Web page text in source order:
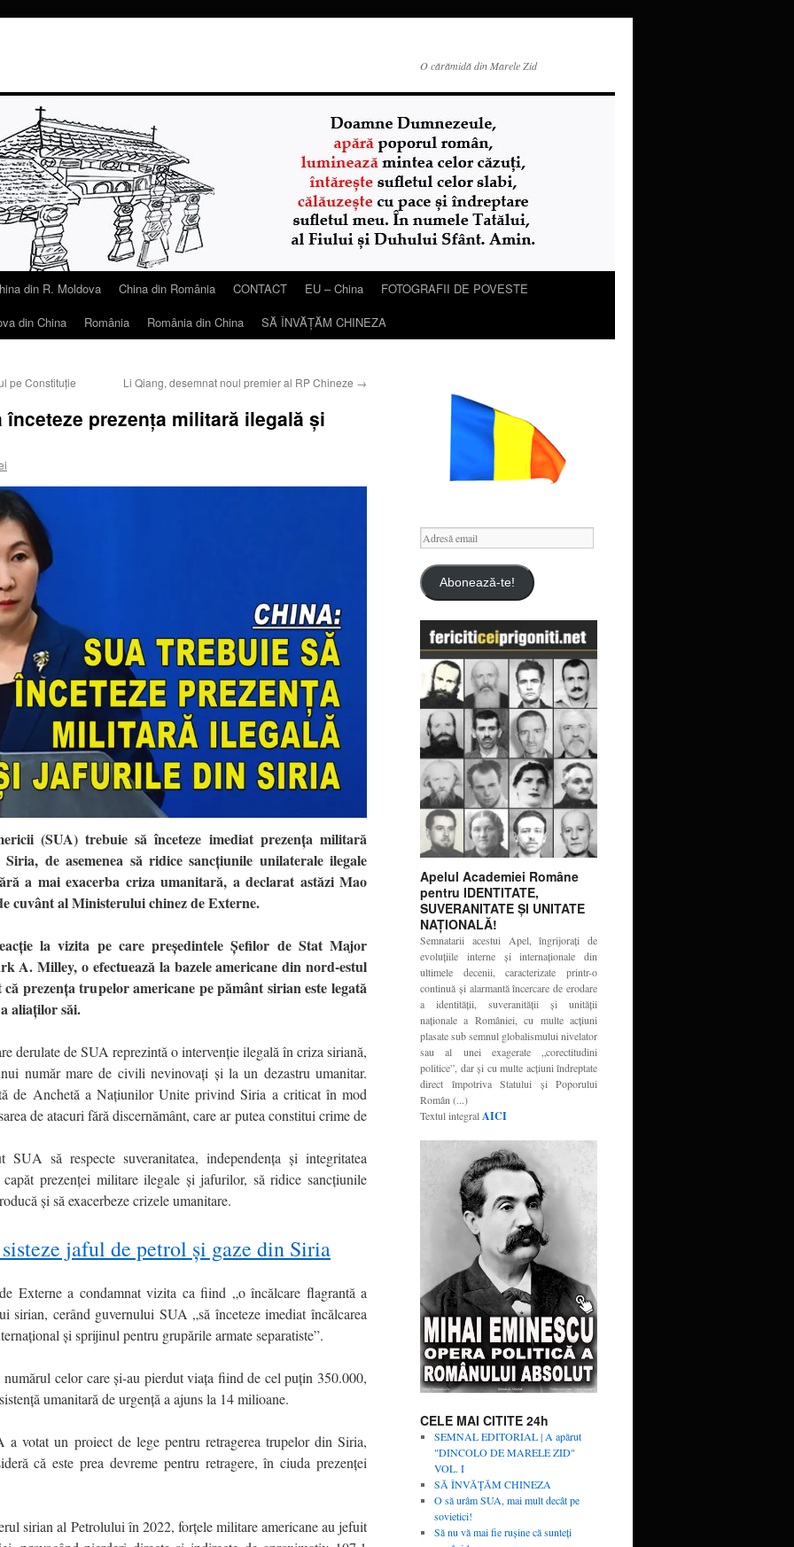
O cărămidă din Marele Zid
din R. Moldova China din România CONTACT EU – China
FOTOGRAFII DE POVESTE
din China România România din China SĂ ÎNVĂŢĂM CHINEZA
pe Constituție Li Qiang, desemnat noul premier al RP Chineze →
înceteze prezența militară ilegală și
(SUA) trebuie să înceteze imediat prezența militară
de asemenea să ridice sancțiunile unilaterale ilegale
a mai exacerba criza umanitară, a declarat astăzi Mao
cuvânt al Ministerului chinez de Externe.
la vizita pe care președintele Șefilor de Stat Major
A. Milley, o efectuează la bazele americane din nord-estul
prezența trupelor americane pe pământ sirian este legată
aliaților săi.
derulate de SUA reprezintă o intervenție ilegală în criza siriană,
număr mare de civili nevinovați și la un dezastru umanitar.
de Anchetă a Națiunilor Unite privind Siria a criticat în mod
de atacuri fără discernământ, care ar putea constitui crime de
să respecte suveranitatea, independența și integritatea
prezenței militare ilegale și jafurilor, să ridice sancțiunile
și să exacerbeze crizele umanitare.
jaful de petrol și gaze din Siria
Externe a condamnat vizita ca fiind „o încălcare flagrantă a
sirian, cerând guvernului SUA „să înceteze imediat încălcarea
și sprijinul pentru grupările armate separatiste”.
celor care și-au pierdut viața fiind de cel puțin 350.000,
umanitară de urgență a ajuns la 14 milioane.
a votat un proiect de lege pentru retragerea trupelor din Siria,
că este prea devreme pentru retragere, în ciuda prezenței
sirian al Petrolului în 2022, forțele militare americane au jefuit
Adresă
email
Abonează-te!
Apelul Academiei Române
pentru IDENTITATE,
SUVERANITATE ŞI UNITATE
NAŢIONALĂ!
Semnatarii acestui Apel, îngrijoraţi de
evoluţiile interne şi internaţionale din
ultimele decenii, caracterizate printr-o
continuă şi alarmantă încercare de erodare
a identităţii, suveranităţii şi unităţii
naţionale a României, cu multe acţiuni
plasate sub semnul globalismului nivelator
sau al unei exagerate „corectitudini
politice”, dar şi cu multe acţiuni îndreptate
direct împotriva Statului şi Poporului
Român (...)
Textul integralAICI
CELE MAI CITITE 24h
SEMNAL EDITORIAL | A apărut
"DINCOLO DE MARELE ZID"
VOL. I
SĂ ÎNVĂŢĂM CHINEZA
O să urâm SUA, mai mult decât pe
sovietici!
Să nu vă mai fie rușine că sunteți